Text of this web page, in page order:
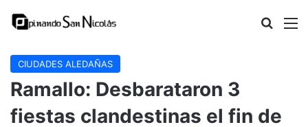
Buscar
CIUDADES ALEDAÑAS
Ramallo: Desbarataron 3
fiestas clandestinas el fin de